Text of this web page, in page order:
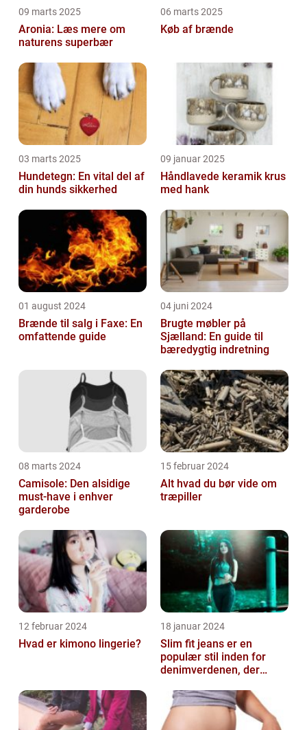
09 marts 2025
Aronia: Læs mere om
naturens superbær
06 marts 2025
Køb af brænde
03 marts 2025
Hundetegn: En vital del af
din hunds sikkerhed
09 januar 2025
Håndlavede keramik krus
med hank
01 august 2024
Brænde til salg i Faxe: En
omfattende guide
04 juni 2024
Brugte møbler på
Sjælland: En guide til
bæredygtig indretning
08 marts 2024
Camisole: Den alsidige
must-have i enhver
garderobe
15 februar 2024
Alt hvad du bør vide om
træpiller
12 februar 2024
Hvad er kimono lingerie?
18 januar 2024
Slim fit jeans er en
populær stil inden for
denimverdenen, der
personer, der ønsk...